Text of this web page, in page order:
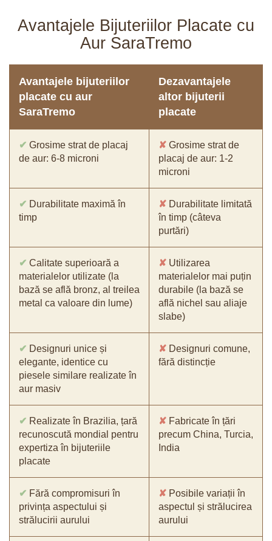
Avantajele Bijuteriilor Placate cu
Aur SaraTremo
Avantajele bijuteriilor
placate cu aur
SaraTremo
Dezavantajele
altor bijuterii
placate
✔ Grosime strat de placaj
de aur: 6-8 microni
✘ Grosime strat de
placaj de aur: 1-2
microni
✔ Durabilitate maximă în
timp
✘ Durabilitate limitată
în timp (câteva
purtări)
✔ Calitate superioară a
materialelor utilizate (la
bază se află bronz, al treilea
metal ca valoare din lume)
✘ Utilizarea
materialelor mai puțin
durabile (la bază se
află nichel sau aliaje
slabe)
✔ Designuri unice și
elegante, identice cu
piesele similare realizate în
aur masiv
✘ Designuri comune,
fără distincție
✔ Realizate în Brazilia, țară
recunoscută mondial pentru
expertiza în bijuteriile
placate
✘ Fabricate în țări
precum China, Turcia,
India
✔ Fără compromisuri în
privința aspectului și
strălucirii aurului
✘ Posibile variații în
aspectul și strălucirea
aurului